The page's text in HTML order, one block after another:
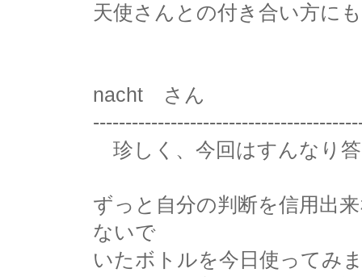
天使さんとの付き合い方に
nacht さん
珍しく、今回はすんなり
ずっと自分の判断を信用出
ないで
いたボトルを今日使ってみ